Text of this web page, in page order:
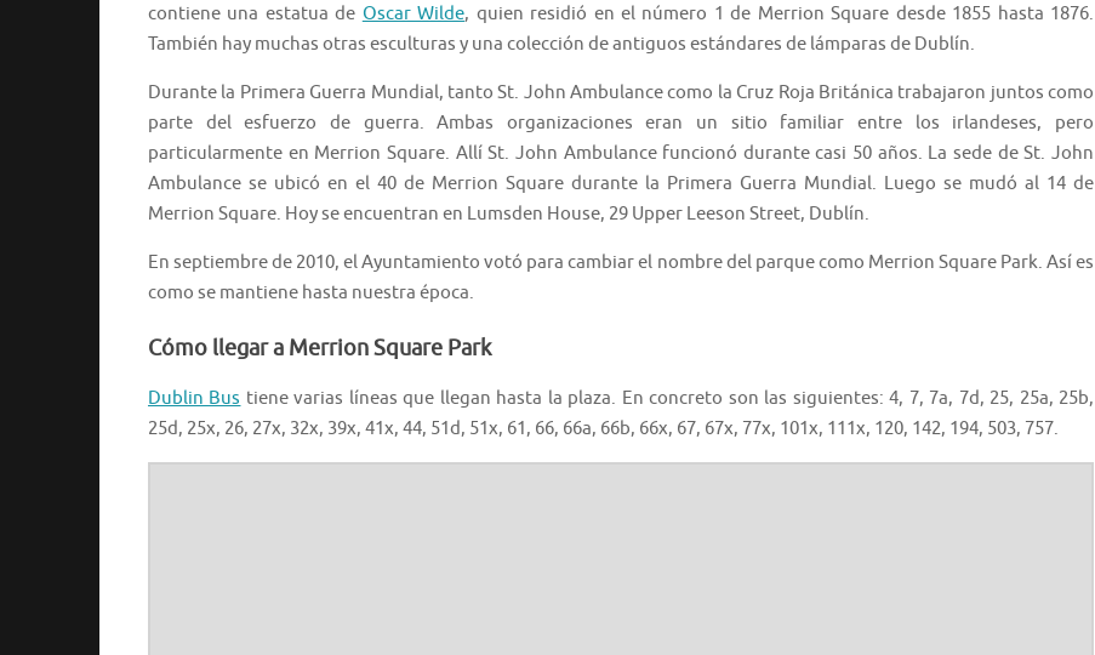
contiene una estatua de Oscar Wilde, quien residió en el número 1 de Merrion Square desde 1855 hasta 1876.
También hay muchas otras esculturas y una colección de antiguos estándares de lámparas de Dublín.
Durante la Primera Guerra Mundial, tanto St. John Ambulance como la Cruz Roja Británica trabajaron juntos como
parte del esfuerzo de guerra. Ambas organizaciones eran un sitio familiar entre los irlandeses, pero
particularmente en Merrion Square. Allí St. John Ambulance funcionó durante casi 50 años. La sede de St. John
Ambulance se ubicó en el 40 de Merrion Square durante la Primera Guerra Mundial. Luego se mudó al 14 de
Merrion Square. Hoy se encuentran en Lumsden House, 29 Upper Leeson Street, Dublín.
En septiembre de 2010, el Ayuntamiento votó para cambiar el nombre del parque como Merrion Square Park. Así es
como se mantiene hasta nuestra época.
Cómo llegar a Merrion Square Park
Dublin Bus tiene varias líneas que llegan hasta la plaza. En concreto son las siguientes: 4, 7, 7a, 7d, 25, 25a, 25b,
25d, 25x, 26, 27x, 32x, 39x, 41x, 44, 51d, 51x, 61, 66, 66a, 66b, 66x, 67, 67x, 77x, 101x, 111x, 120, 142, 194, 503, 757.